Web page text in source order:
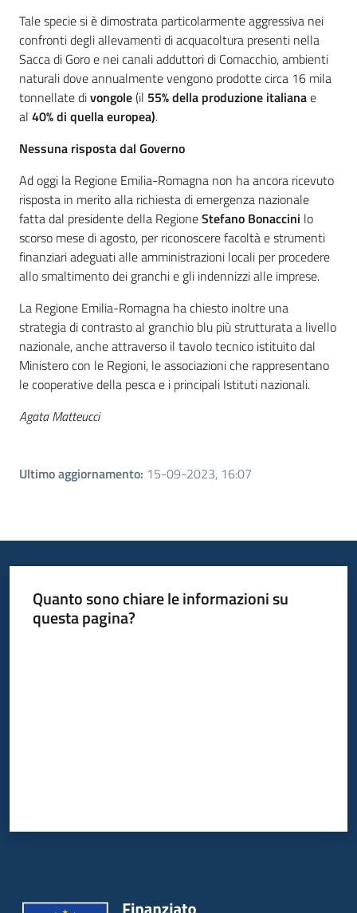
Tale specie si è dimostrata particolarmente aggressiva nei
confronti degli allevamenti di acquacoltura presenti nella
Sacca di Goro e nei canali adduttori di Comacchio, ambienti
naturali dove annualmente vengono prodotte circa 16 mila
tonnellate divongole(il 55% della produzione italianae
al 40% di quella europea).
Nessuna risposta dal Governo
Ad oggi la Regione Emilia-Romagna non ha ancora ricevuto
risposta in merito alla richiesta di emergenza nazionale
fatta dal presidente della RegioneStefano Bonaccini lo
scorso mese di agosto, per riconoscere facoltà e strumenti
finanziari adeguati alle amministrazioni locali per procedere
allo smaltimento dei granchi e gli indennizzi alle imprese.
La Regione Emilia-Romagna ha chiesto inoltre una
strategia di contrasto al granchio blu più strutturata a livello
nazionale, anche attraverso il tavolo tecnico istituito dal
Ministero con le Regioni, le associazioni che rappresentano
le cooperative della pesca e i principali Istituti nazionali.
Agata Matteucci
Ultimo aggiornamento: 15-09-2023, 16:07
Quanto sono chiare le informazioni su
questa pagina?